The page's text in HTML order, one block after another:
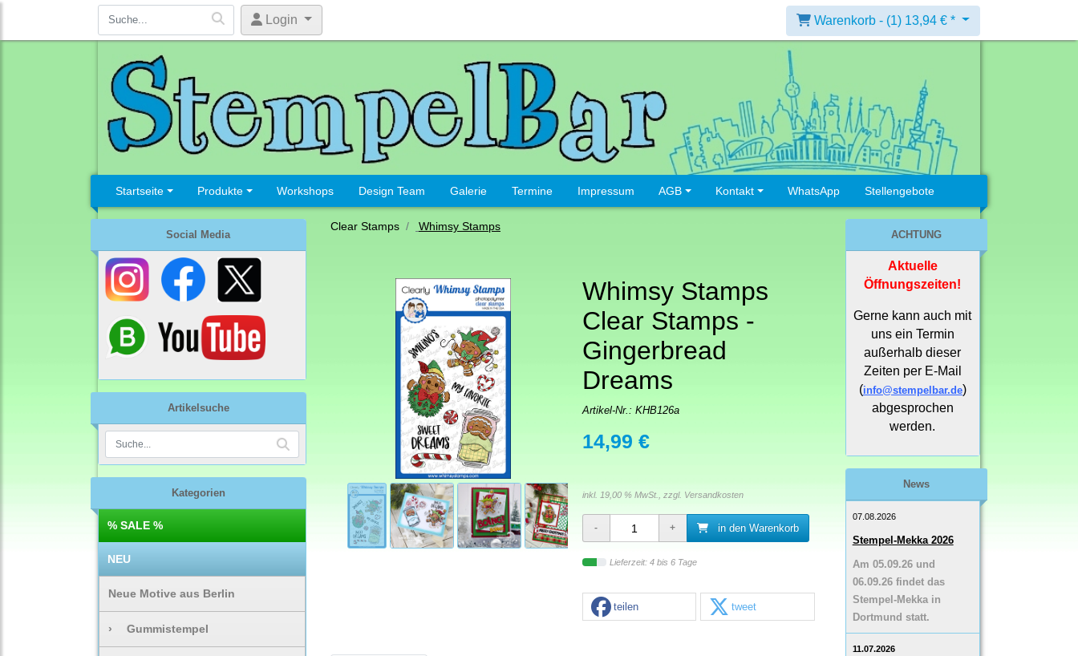
Login Warenkorb - (1) 13,94 € *
Startseite Produkte Workshops Design Team Galerie Termine Impressum AGB Kontakt WhatsApp Stellengebote
Social Media
Artikelsuche
Kategorien
% SALE %
NEU
Neue Motive aus Berlin
› Gummistempel
Clear Stamps Whimsy Stamps
Whimsy Stamps
Clear Stamps -
Gingerbread
Dreams
Artikel-Nr.: KHB126a
14,99 €
inkl. 19,00 % MwSt., zzgl. Versandkosten
in den Warenkorb
Lieferzeit: 4 bis 6 Tage
teilen tweet
ACHTUNG
Aktuelle
Öffnungszeiten!
Gerne kann auch mit
uns ein Termin
außerhalb dieser
Zeiten per E-Mail
(info@stempelbar.de)
abgesprochen
werden.
News
07.08.2026
Stempel-Mekka 2026
Am 05.09.26 und
06.09.26 findet das
Stempel-Mekka in
Dortmund statt.
11.07.2026